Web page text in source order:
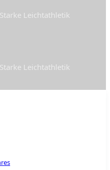
Leichtathletik
Leichtathletik